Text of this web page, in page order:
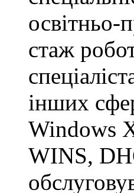
освітньо-
стаж
інших
Windows
WINS,